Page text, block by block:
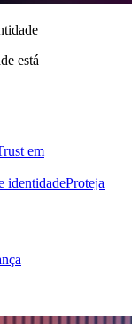
está
em
identidadeProteja